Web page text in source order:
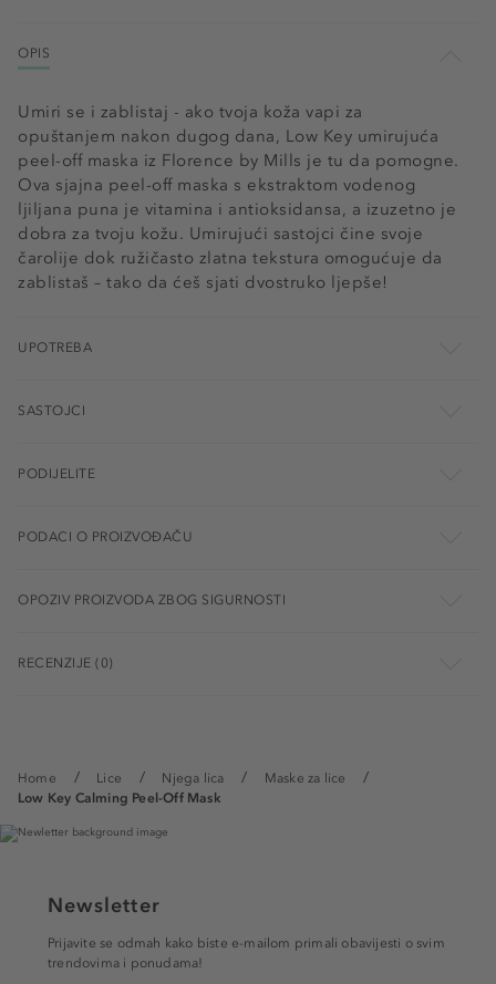
Home Lice Njega lica
Maske za lice
Low Key Calming Peel-Off Mask
OPIS
Umiri se i zablistaj - ako tvoja koža vapi za
opuštanjem nakon dugog dana, Low Key umirujuća
peel-off maska iz Florence by Mills je tu da pomogne.
Ova sjajna peel-off maska s ekstraktom vodenog
ljiljana puna je vitamina i antioksidansa, a izuzetno je
dobra za tvoju kožu. Umirujući sastojci čine svoje
čarolije dok ružičasto zlatna tekstura omogućuje da
zablistaš – tako da ćeš sjati dvostruko ljepše!
UPOTREBA
SASTOJCI
PODIJELITE
PODACI O PROIZVOĐAČU
OPOZIV PROIZVODA ZBOG SIGURNOSTI
RECENZIJE (0)
Newsletter
Prijavite se odmah kako biste e-mailom primali obavijesti o svim
trendovima i ponudama!